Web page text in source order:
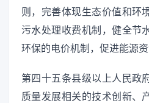
则，完善体现生态价值和环
污水处理收费机制，健全节
环保的电价机制，促进能源
第四十五条县级以上人民政
质量发展相关的技术创新、